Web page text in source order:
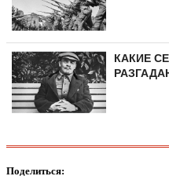
КАКИЕ
Поделиться: